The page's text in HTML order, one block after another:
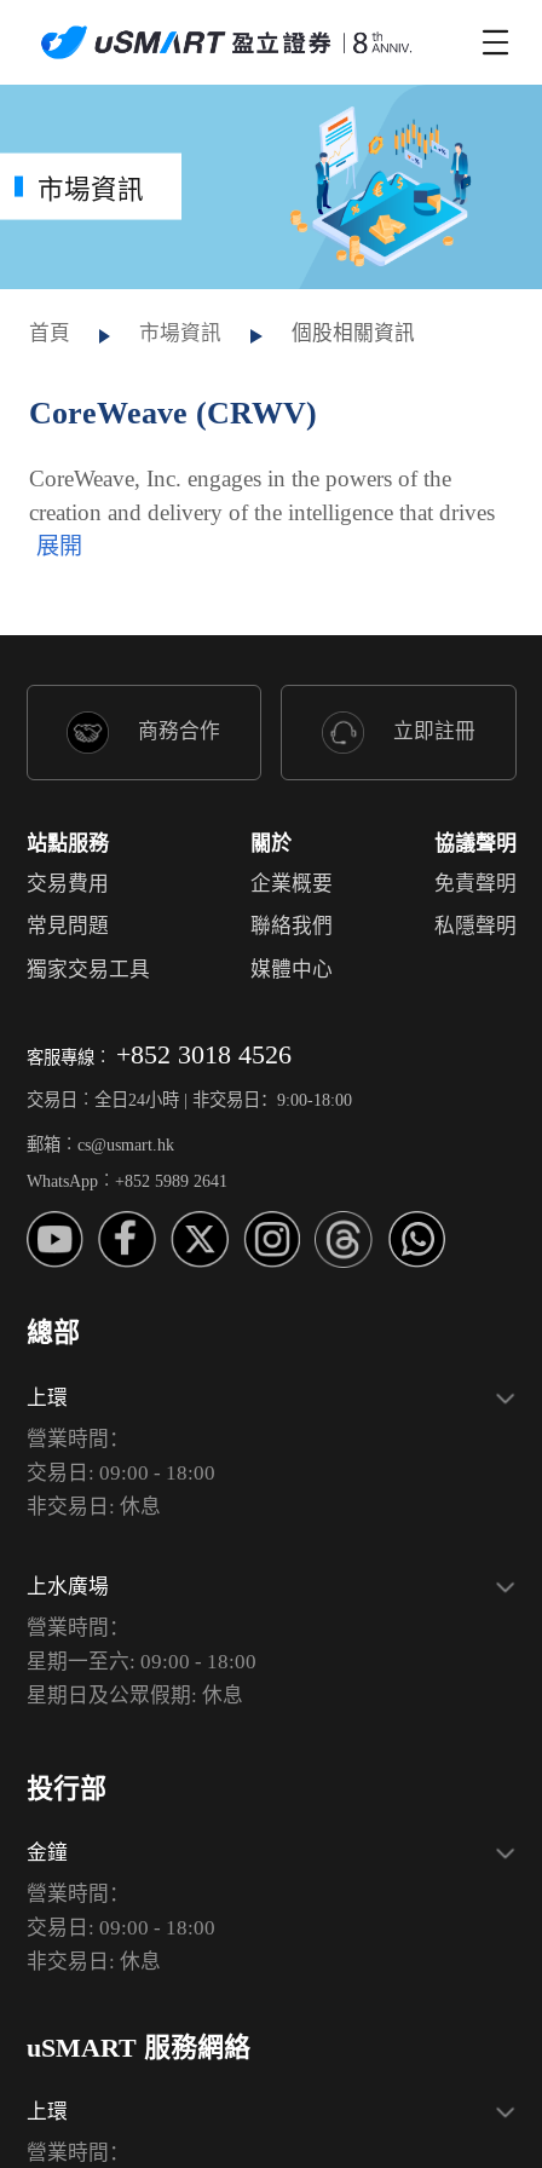
市場資訊
首頁 市場資訊 個股相關資訊
CoreWeave (CRWV)
CoreWeave, Inc. engages in the powers of the
creation and delivery of the intelligence that drives
商務合作 立即註冊
站點服務
交易費用
常見問題
獨家交易工具
關於
企業概要
聯絡我們
媒體中心
協議聲明
免責聲明
私隱聲明
客服專線︰ +852 3018 4526
交易日︰全日24小時 | 非交易日：9:00-18:00
郵箱︰cs@usmart.hk
WhatsApp︰+852 5989 2641
總部
上環
營業時間：
交易日: 09:00 - 18:00
非交易日: 休息
上水廣場
營業時間：
星期一至六: 09:00 - 18:00
星期日及公眾假期: 休息
投行部
金鐘
營業時間：
交易日: 09:00 - 18:00
非交易日: 休息
uSMART 服務網絡
上環
營業時間：